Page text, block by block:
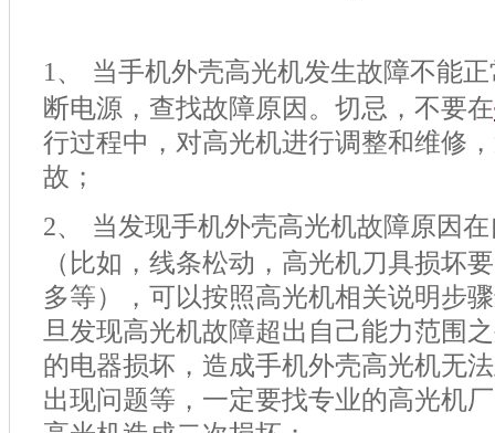
1、
当手机外壳高光机发生故障不能
断电源，查找故障原因。切忌，不要在
行过程中，对高光机进行调整和维修
故；
2、
当发现手机外壳高光机故障原因
（比如，线条松动，高光机刀具损坏
多等），可以按照高光机相关说明步
旦发现高光机故障超出自己能力范围
的电器损坏，造成手机外壳高光机无
出现问题等，一定要找专业的高光机